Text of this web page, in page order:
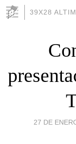
39X28
27 DE